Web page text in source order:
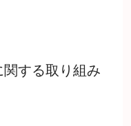
する取り組み